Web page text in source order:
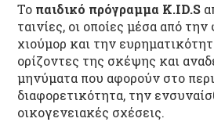
Το παιδικό πρόγραμμα K.ID.S
ταινίες, οι οποίες μέσα από
χιούμορ και την
ορίζοντες της σκέψης και
μηνύματα που αφορούν στο
διαφορετικότητα, την
οικογενειακές σχέσεις.